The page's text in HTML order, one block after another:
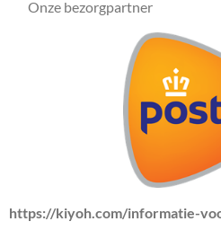
Onze bezorgpartner
https://kiyoh.com/informatie-